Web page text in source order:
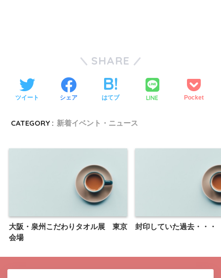
SHARE
ツイート シェア はてブ LINE Pocket
CATEGORY : 新着イベント・ニュース
大阪・泉州こだわりタオル展 東京
会場
封印していた過去・・・